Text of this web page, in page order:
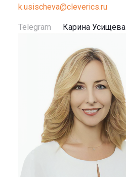
k.usischeva@cleverics.ru
Telegram Карина Усищева